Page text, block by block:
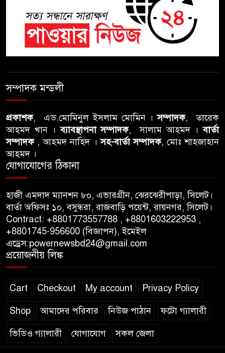
সম্পাদক মন্ডলী
প্রকাশক, এড.মোমিনুল ইসলাম মোমিন ।সম্পাদক, তারেক
আহমদ খান ।ব্যাবস্থাপনা সম্পাদক, সালাম আহমদ ।বার্তা
সম্পাদক, আহমদ নাহিদ ।সহ-বার্তা সম্পাদক, মোঃ শাহজাহান
আহমদ ।
যোগাযোগের ঠিকানা
হাজী এমদাদ ম্যানশন ৮০, এভারগ্রীন, ঝেরঝেরীপাড়া, সিলেট।
বার্তা অফিসঃ ১০, বসুন্ধরা, রাজবাড়ি পয়েন্ট, রায়নগর, সিলেট।
Contract: +8801773557788 , +8801603222953 ,
+8801745-956600 (বিজ্ঞাপন), ইমেইল
এড্রেস:powernewsbd24@gmail.com
প্রয়োজনীয় লিঙ্ক
Cart Checkout My account Privacy Policy
Shop আমাদের পরিবার নিউজ পাঠান ফটো গ্যালারী
ভিডিও গ্যালারী যোগাযোগ সকল জেলা